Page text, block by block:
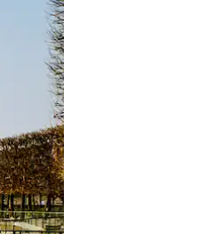
prstom po zaslonu.